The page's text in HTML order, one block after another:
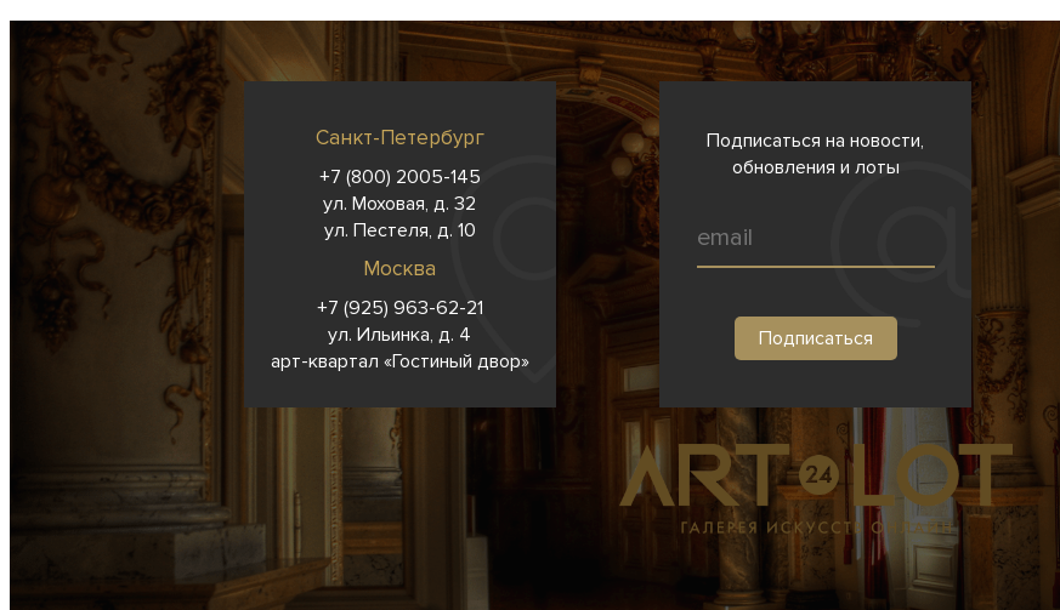
Санкт-Петербург
+7 (800) 2005-145
ул. Моховая, д. 32
ул. Пестеля, д. 10
Москва
+7 (925) 963-62-21
ул. Ильинка, д. 4
арт-квартал «Гостиный двор»
Подписаться на новости,
обновления и лоты